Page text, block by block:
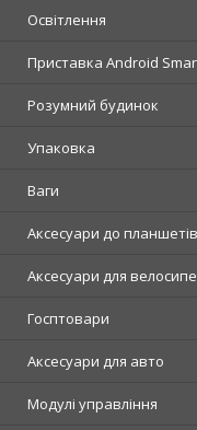
Освітлення
Приставка Android
Розумний будинок
Упаковка
Ваги
Аксесуари до планшетів
Аксесуари для
Госптовари
Аксесуари для авто
Модулі управління